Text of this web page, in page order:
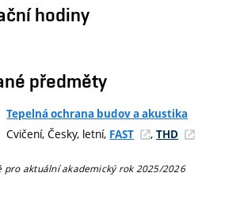
hodiny
předměty
Tepelná ochrana budov a akustika
Cvičení, Česky, letní, FAST ,THD
pro aktuální akademický rok 2025/2026